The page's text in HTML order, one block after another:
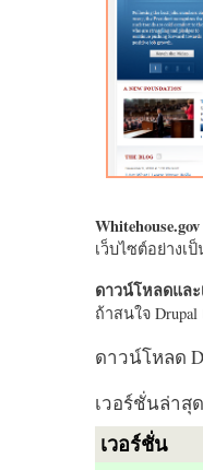
Whitehouse.gov
เว็บไซต์อย่างเ
ดาวน์โหลดและ
ถ้าสนใจ
ดาวน์โหลด
เวอร์ชั่นล่าสุ
เวอร์ชั่น